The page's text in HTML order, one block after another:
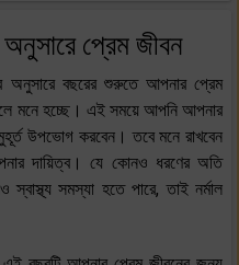
প্রেম জীবন
বছরের শুরুতে আপনার প্রেম
মনে হচ্ছে। এই সময়ে আপনি আপনার
উপভোগ করবেন। তবে মনে রাখবেন
দায়িত্ব। যে কোনও ধরণের অতি
সমস্যা হতে পারে, তাই নর্মাল